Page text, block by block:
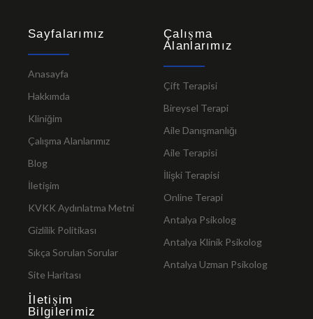
Sayfalarımız
Anasayfa
Hakkımda
Kliniğim
Çalışma Alanlarımız
Blog
İletişim
KVKK Aydınlatma Metni
Gizlilik Politikası
Sıkça Sorulan Sorular
Site Haritası
Çalışma
Alanlarımız
Çift Terapisi
Bireysel Terapi
Aile Danışmanlığı
Aile Terapisi
İlişki Terapisi
Online Terapi
Antalya Psikolog
Antalya Klinik Psikolog
Antalya Uzman Psikolog
İletişim
Bilgilerimiz